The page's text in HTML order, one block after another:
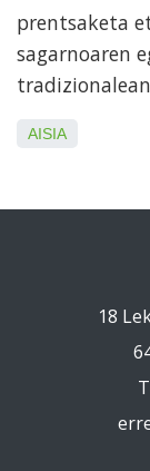
prentsaketa
sagarnoaren
AISIA
18